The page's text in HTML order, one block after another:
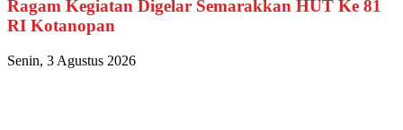
Ragam Kegiatan Digelar Semarakkan HUT Ke 81
RI Kotanopan
Senin, 3 Agustus 2026